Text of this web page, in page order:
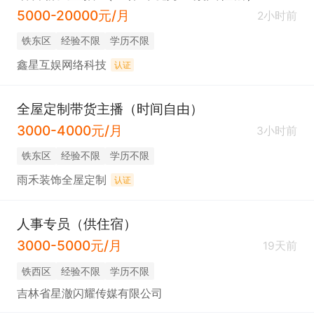
5000-20000元/月
2小时前
铁东区 经验不限 学历不限
鑫星互娱网络科技 认证
全屋定制带货主播（时间自由）
3000-4000元/月
3小时前
铁东区 经验不限 学历不限
雨禾装饰全屋定制 认证
人事专员（供住宿）
3000-5000元/月
19天前
铁西区 经验不限 学历不限
吉林省星澈闪耀传媒有限公司